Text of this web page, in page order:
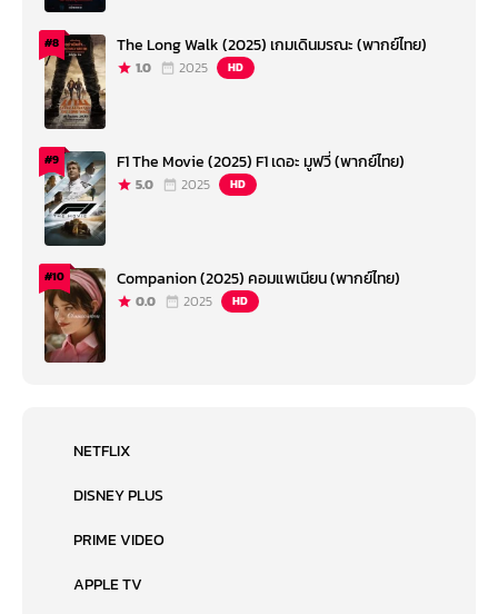
#8 The Long Walk (2025) เกมเดินมรณะ (พากย์ไทย)
1.0 2025 HD
#9 F1 The Movie (2025) F1 เดอะ มูฟวี่ (พากย์ไทย)
5.0 2025 HD
#10 Companion (2025) คอมแพเนียน (พากย์ไทย)
0.0 2025 HD
NETFLIX
DISNEY PLUS
PRIME VIDEO
APPLE TV